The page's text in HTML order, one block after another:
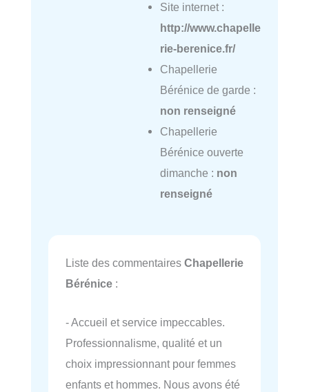
Site internet :
http://www.chapelle
rie-berenice.fr/
Chapellerie
Bérénice de garde :
non renseigné
Chapellerie
Bérénice ouverte
dimanche : non
renseigné
Liste des commentaires Chapellerie
Bérénice :
- Accueil et service impeccables.
Professionnalisme, qualité et un
choix impressionnant pour femmes
enfants et hommes. Nous avons été